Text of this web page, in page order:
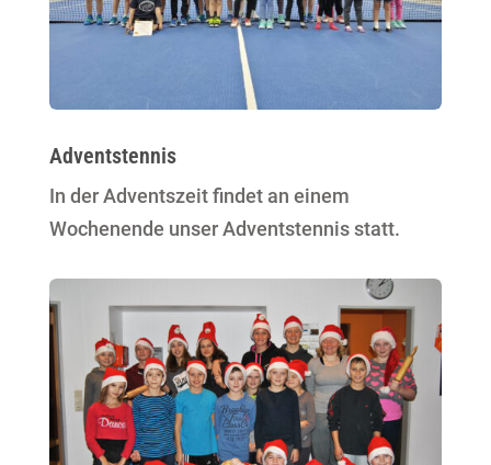
Adventstennis
In der Adventszeit findet an einem
Wochenende unser Adventstennis statt.